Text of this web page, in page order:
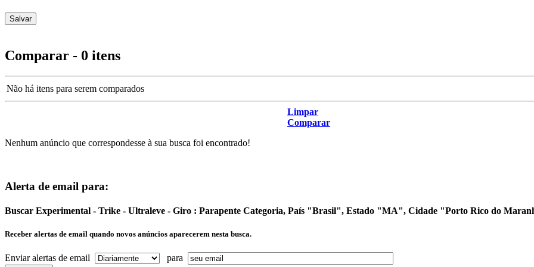
Comparar - 0 itens
Não há itens para serem comparados
Limpar
Comparar
Nenhum anúncio que correspondesse à sua busca foi encontrado!
Alerta de email para:
Buscar Experimental - Trike - Ultraleve - Giro : Parapente Categoria, País "Brasil", Estado "MA", Cidade "Porto Rico do
Receber alertas de email quando novos anúncios aparecerem nesta busca.
Enviar alertas de email para